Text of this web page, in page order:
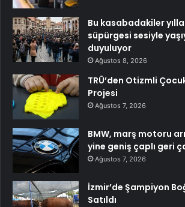
Bu kasabadakiler
süpürgesi sesiyle
duyuluyor
Ağustos 8, 2026
TRÜ’den Otizmli
Projesi
Ağustos 7, 2026
BMW, marş motoru
yine geniş çaplı geri
Ağustos 7, 2026
İzmir’de Şampiyon
Satıldı